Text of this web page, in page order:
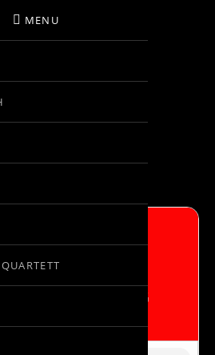
KOLAR
MENU
LEÓN-DVORAK[:]
DES OCG, LEITUNG
BIRGIT KOLAR